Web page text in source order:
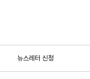
뉴스레터 신청